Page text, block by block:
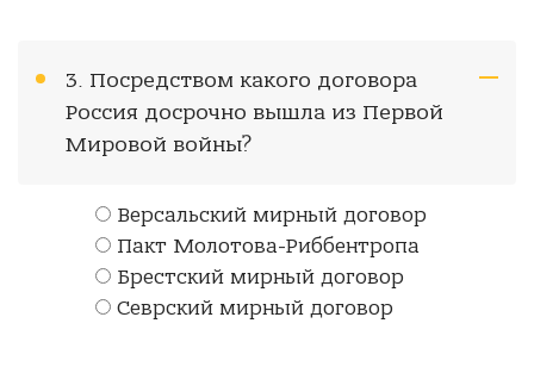
3. Посредством какого договора
Россия досрочно вышла из Первой
Мировой войны?
Версальский мирный договор
Пакт Молотова-Риббентропа
Брестский мирный договор
Севрский мирный договор